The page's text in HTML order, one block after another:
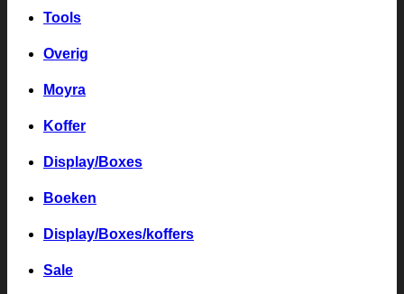
Tools
Overig
Moyra
Koffer
Display/Boxes
Boeken
Display/Boxes/koffers
Sale